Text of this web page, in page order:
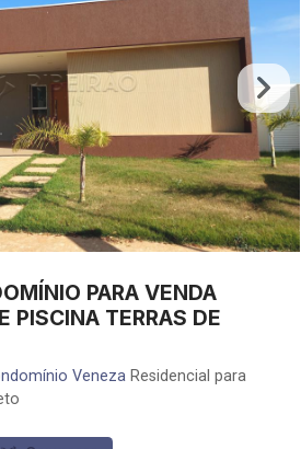
PARA VENDA
PISCINA TERRAS DE
Veneza Residencial para